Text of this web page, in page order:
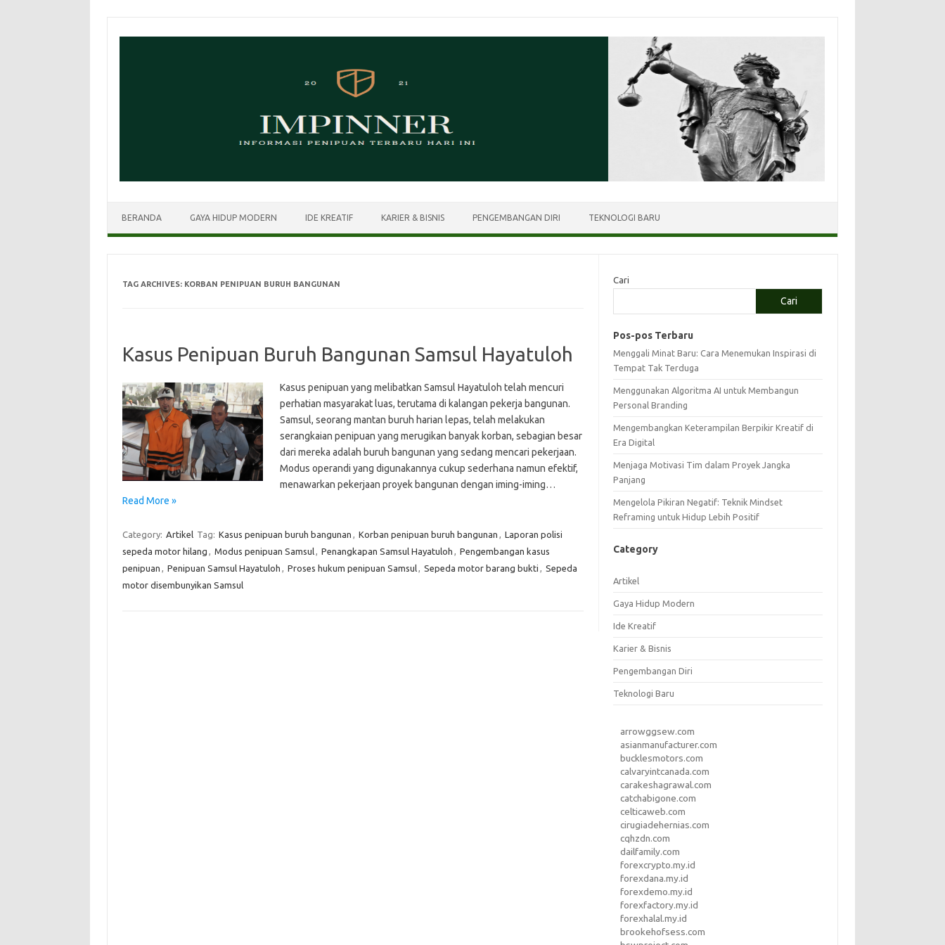
BERANDA GAYA HIDUP MODERN IDE KREATIF KARIER & BISNIS PENGEMBANGAN DIRI TEKNOLOGI BARU
TAG ARCHIVES: KORBAN PENIPUAN BURUH BANGUNAN
Kasus Penipuan Buruh Bangunan Samsul Hayatuloh
Kasus penipuan yang melibatkan Samsul Hayatuloh telah mencuri
perhatian masyarakat luas, terutama di kalangan pekerja bangunan.
Samsul, seorang mantan buruh harian lepas, telah melakukan
serangkaian penipuan yang merugikan banyak korban, sebagian besar
dari mereka adalah buruh bangunan yang sedang mencari pekerjaan.
Modus operandi yang digunakannya cukup sederhana namun efektif,
menawarkan pekerjaan proyek bangunan dengan iming-iming…
Read More »
Category: Artikel Tag: Kasus penipuan buruh bangunan Korban penipuan buruh bangunan
Laporan polisi
sepeda motor hilang
Modus penipuan Samsul Penangkapan Samsul Hayatuloh
Pengembangan kasus
penipuan
Penipuan Samsul Hayatuloh Proses hukum penipuan Samsul Sepeda motor barang bukti
Sepeda
motor disembunyikan Samsul
Cari
Cari
Pos-pos Terbaru
Menggali Minat Baru: Cara Menemukan Inspirasi di
Tempat Tak Terduga
Menggunakan Algoritma AI untuk Membangun
Personal Branding
Mengembangkan Keterampilan Berpikir Kreatif di
Era Digital
Menjaga Motivasi Tim dalam Proyek Jangka
Panjang
Mengelola Pikiran Negatif: Teknik Mindset
Reframing untuk Hidup Lebih Positif
Category
Artikel
Gaya Hidup Modern
Ide Kreatif
Karier & Bisnis
Pengembangan Diri
Teknologi Baru
arrowggsew.com
asianmanufacturer.com
bucklesmotors.com
calvaryintcanada.com
carakeshagrawal.com
catchabigone.com
celticaweb.com
cirugiadehernias.com
cqhzdn.com
dailfamily.com
forexcrypto.my.id
forexdana.my.id
forexdemo.my.id
forexfactory.my.id
forexhalal.my.id
brookehofsess.com